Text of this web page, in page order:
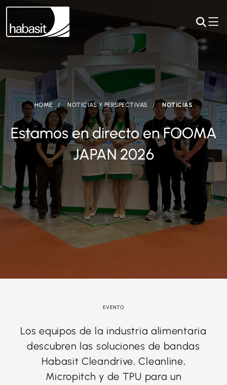
HOME NOTICIAS Y PERSPECTIVAS NOTICIAS
Estamos en directo en FOOMA
JAPAN 2026
EVENTO
Los equipos de la industria alimentaria
descubren las soluciones de bandas
Habasit Cleandrive, Cleanline,
Micropitch y de TPU para un